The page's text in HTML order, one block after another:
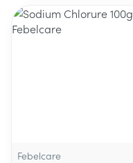
Febelcare